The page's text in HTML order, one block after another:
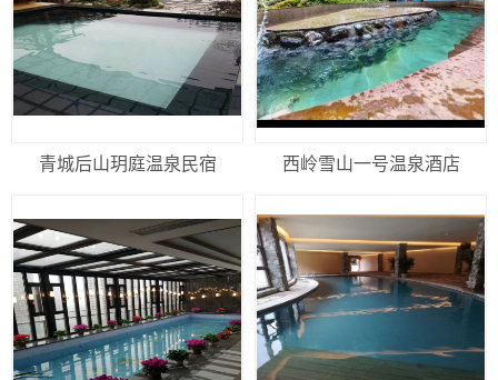
青城后山玥庭温泉民宿 西岭雪山一号温泉酒店